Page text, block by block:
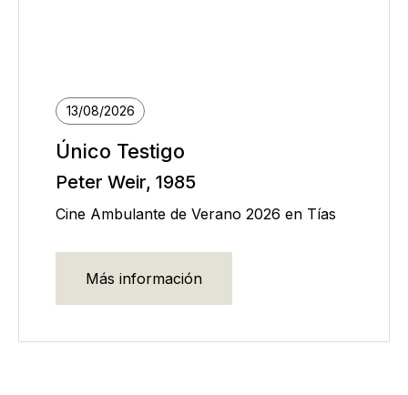
13/08/2026
Único Testigo
Peter Weir, 1985
Cine Ambulante de Verano 2026 en Tías
Más información